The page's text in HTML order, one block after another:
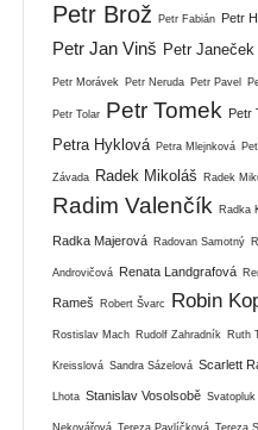
Petr Brož Petr Fabián Petr
Petr Jan Vinš Petr Janeček
Petr Morávek Petr Neruda Petr Pavel
Petr Tolar Petr Tomek Petr
Petra Hyklová Petra Mlejnková
Závada Radek Mikoláš Radek
Radim Valenčík Radka
Radka Majerová Radovan Samotný
Androvičová Renata Landgrafová
Rameš Robert Švarc Robin
Rostislav Mach Rudolf Zahradník Ruth
Kreisslová Sandra Sázelová Scarlett
Lhota Stanislav Vosolsobě